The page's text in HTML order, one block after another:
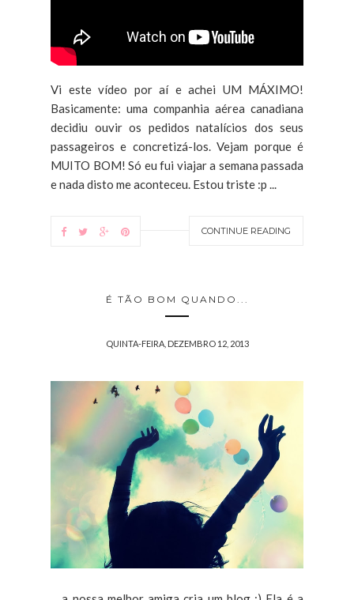
Vi este vídeo por aí e achei UM MÁXIMO!
Basicamente: uma companhia aérea canadiana
decidiu ouvir os pedidos natalícios dos seus
passageiros e concretizá-los. Vejam porque é
MUITO BOM! Só eu fui viajar a semana passada
e nada disto me aconteceu. Estou triste :p ...
CONTINUE READING
É TÃO BOM QUANDO...
QUINTA-FEIRA, DEZEMBRO 12, 2013